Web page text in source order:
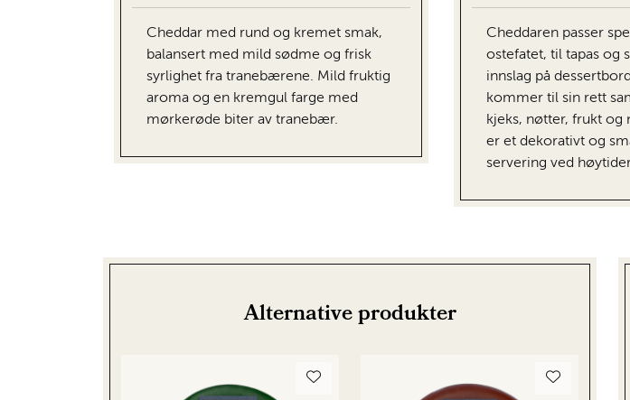
Cheddar med rund og kremet smak,
balansert med mild sødme og frisk
syrlighet fra tranebærene. Mild fruktig
aroma og en kremgul farge med
mørkerøde biter av tranebær.
Cheddaren passer
ostefatet, til tapas og
innslag på
kommer til sin rett
kjeks, nøtter, frukt og
er et dekorativt og
servering ved
Alternative produkter